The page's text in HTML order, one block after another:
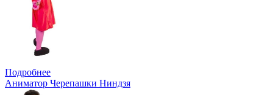
Подробнее
Аниматор Черепашки Ниндзя